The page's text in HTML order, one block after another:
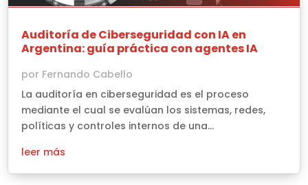
Auditoría de Ciberseguridad con IA en
Argentina: guía práctica con agentes IA
por Fernando Cabello
La auditoría en ciberseguridad es el proceso
mediante el cual se evalúan los sistemas, redes,
políticas y controles internos de una...
leer más